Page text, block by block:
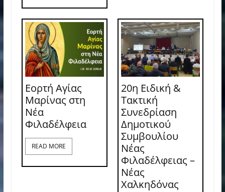
Εορτή Αγίας
Μαρίνας στη
Νέα
Φιλαδέλφεια
READ MORE
20η Ειδική &
Τακτική
Συνεδρίαση
Δημοτικού
Συμβουλίου
Νέας
Φιλαδέλφειας –
Νέας
Χαλκηδόνας